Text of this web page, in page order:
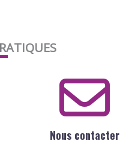
Nous contacter